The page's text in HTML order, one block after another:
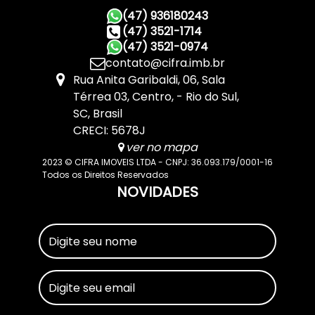
(47) 936180243
(47) 3521-1714
(47) 3521-0974
contato@cifra.imb.br
Rua Anita Garibaldi,06,Sala
Térrea 03,Centro, Rio do Sul,
SC, Brasil
CRECI: 5678J
ver no mapa
2023 © CIFRA IMOVEIS LTDA - CNPJ: 36.093.179/0001-16
Todos os Direitos Reservados
NOVIDADES